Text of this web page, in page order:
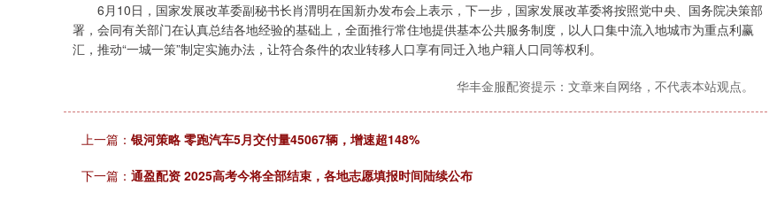
6月10日，国家发展改革委副秘书长肖渭明在国新办发布会上表示，下一步，国家发展改革委将按照党中央、国务院决策部
署，会同有关部门在认真总结各地经验的基础上，全面推行常住地提供基本公共服务制度，以人口集中流入地城市为重点利赢
汇，推动“一城一策”制定实施办法，让符合条件的农业转移人口享有同迁入地户籍人口同等权利。
华丰金服配资提示：文章来自网络，不代表本站观点。
上一篇： 银河策略 零跑汽车5月交付量45067辆，增速超148%
下一篇： 通盈配资 2025高考今将全部结束，各地志愿填报时间陆续公布